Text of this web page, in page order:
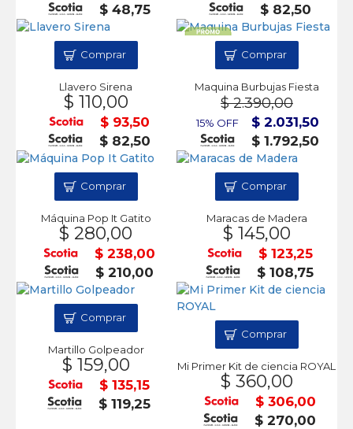
$ 48,75
$ 82,50
Llavero Sirena
$ 110,00
$ 93,50
$ 82,50
Comprar
Maquina Burbujas Fiesta
$ 2.390,00
15% OFF
$ 2.031,50
$ 1.792,50
Comprar
Máquina Pop It Gatito
$ 280,00
$ 238,00
$ 210,00
Comprar
Maracas de Madera
$ 145,00
$ 123,25
$ 108,75
Comprar
Martillo Golpeador
$ 159,00
$ 135,15
$ 119,25
Comprar
Mi Primer Kit de ciencia ROYAL
$ 360,00
$ 306,00
$ 270,00
Comprar